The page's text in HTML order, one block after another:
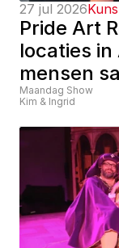
27 jul 2026
Pride Art
locaties
mensen
Maandag Show
Kim & Ingrid